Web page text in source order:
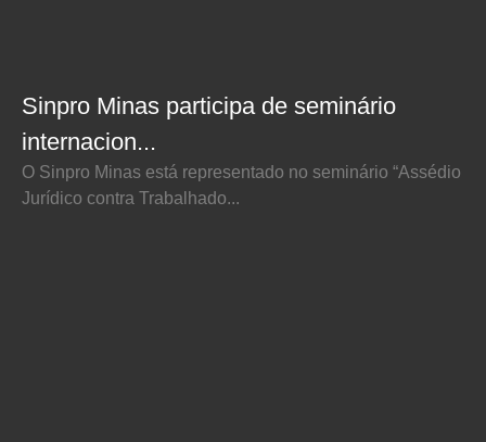
Sinpro Minas participa de seminário
internacion...
O Sinpro Minas está representado no seminário “Assédio
Jurídico contra Trabalhado...